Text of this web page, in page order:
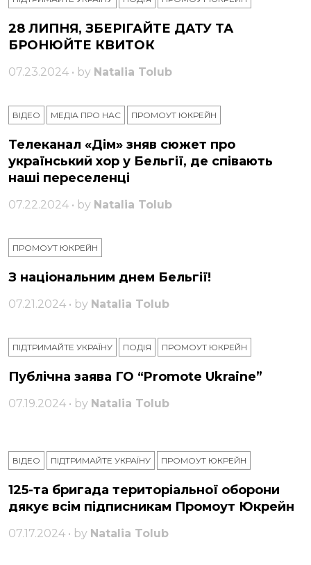
28 ЛИПНЯ, ЗБЕРІГАЙТЕ ДАТУ ТА
БРОНЮЙТЕ КВИТОК
07.23.2024 • by Natalia Tolub
ВІДЕО МЕДІА ПРО НАС ПРОМОУТ ЮКРЕЙН
Телеканал «Дім» зняв сюжет про
український хор у Бельгії, де співають
наші переселенці
07.22.2024 • by Natalia Tolub
ПРОМОУТ ЮКРЕЙН
З національним днем ​​Бельгії!
07.21.2024 • by Natalia Tolub
ПІДТРИМАЙТЕ УКРАЇНУ ПОДІЯ ПРОМОУТ ЮКРЕЙН
Публічна заява ГО “Promote Ukraine”
07.19.2024 • by Natalia Tolub
ВІДЕО ПІДТРИМАЙТЕ УКРАЇНУ ПРОМОУТ ЮКРЕЙН
125-та бригада територіальної оборони
дякує всім підписникам Промоут Юкрейн
07.17.2024 • by Natalia Tolub